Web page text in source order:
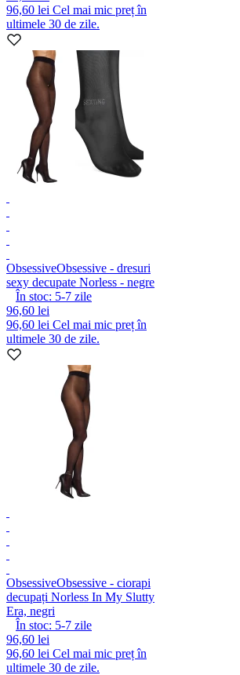
96,60 lei Cel mai mic preț în
ultimele 30 de zile.
ObsessiveObsessive - dresuri
sexy decupate Norless - negre
În stoc: 5-7 zile
96,60 lei
96,60 lei Cel mai mic preț în
ultimele 30 de zile.
ObsessiveObsessive - ciorapi
decupați Norless In My Slutty
Era, negri
În stoc: 5-7 zile
96,60 lei
96,60 lei Cel mai mic preț în
ultimele 30 de zile.